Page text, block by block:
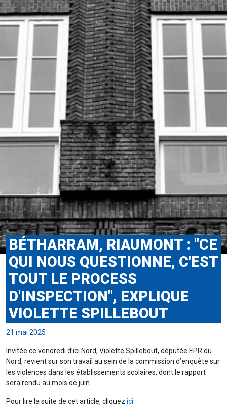
BÉTHARRAM, RIAUMONT : "CE
QUI NOUS QUESTIONNE, C'EST
TOUT LE PROCESS
D'INSPECTION", EXPLIQUE
VIOLETTE SPILLEBOUT
21 mai 2025
Invitée ce vendredi d’ici Nord, Violette Spillebout, députée EPR du
Nord, revient sur son travail au sein de la commission d’enquête sur
les violences dans les établissements scolaires, dont le rapport
sera rendu au mois de juin.
Pour lire la suite de cet article, cliquez ici